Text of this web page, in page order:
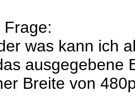
Frage:
was kann ich
ausgegebene
Breite von